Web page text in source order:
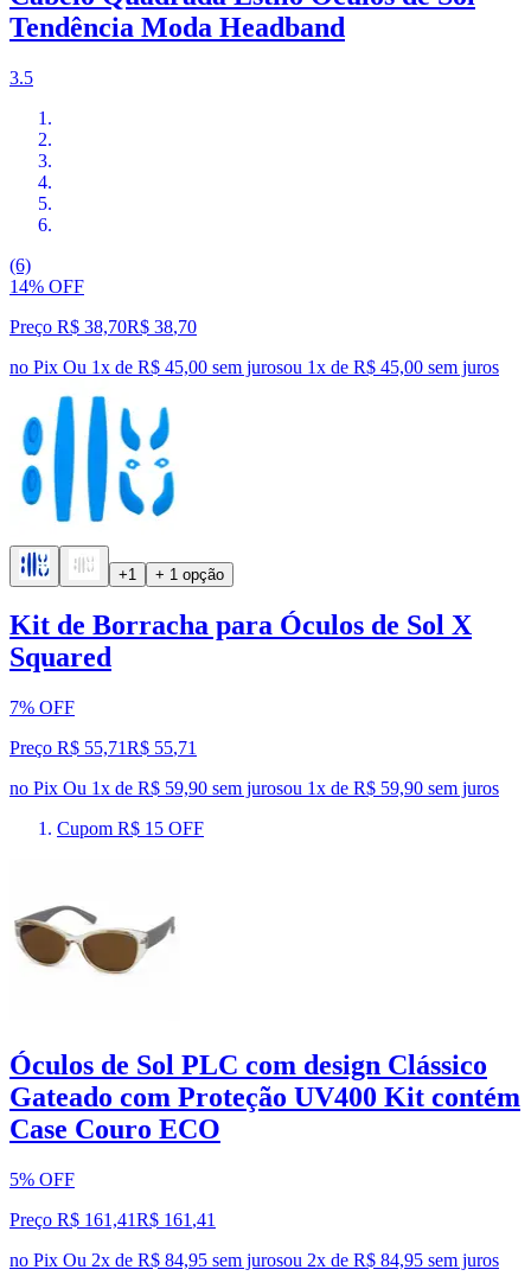
Tendência Moda Headband
3.5
(6)
14% OFF
Preço R$ 38,70R$ 38,70
no Pix Ou 1x de R$ 45,00 sem jurosou 1x de R$ 45,00 sem juros
+1 + 1 opção
Kit de Borracha para Óculos de Sol X
Squared
7% OFF
Preço R$ 55,71R$ 55,71
no Pix Ou 1x de R$ 59,90 sem jurosou 1x de R$ 59,90 sem juros
Cupom R$ 15 OFF
Óculos de Sol PLC com design Clássico
Gateado com Proteção UV400 Kit contém
Case Couro ECO
5% OFF
Preço R$ 161,41R$ 161 ,41
no Pix Ou 2x de R$ 84,95 sem jurosou 2x de R$ 84,95 sem juros